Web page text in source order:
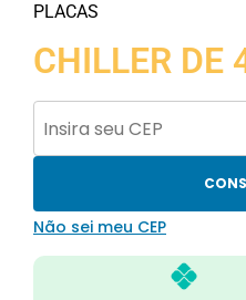
PLACAS
CHILLER DE
Não sei meu CEP